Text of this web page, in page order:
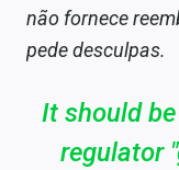
não fornece
pede desculpas.
It should
regulator